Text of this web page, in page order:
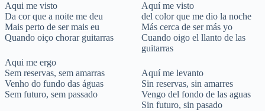
Aqui me visto
Da cor que a noite me deu
Mais perto de ser mais eu
Quando oiço chorar guitarras
Aqui me ergo
Sem reservas, sem amarras
Venho do fundo das águas
Sem futuro, sem passado
Aquí me visto
del color que me dio la noche
Más cerca de ser más yo
Cuando oigo el llanto de las
guitarras
Aquí me levanto
Sin reservas, sin amarres
Vengo del fondo de las aguas
Sin futuro, sin pasado